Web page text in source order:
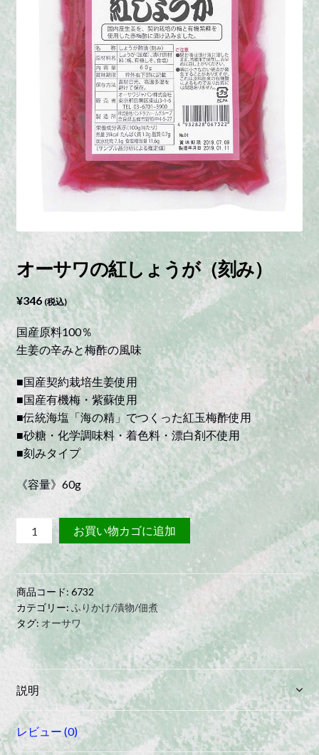
オーサワの紅しょうが（刻み）
¥346 (税込)
国産原料100％
生姜の辛みと梅酢の風味
■国産契約栽培生姜使用
■国産有機梅・紫蘇使用
■伝統海塩「海の精」でつくった紅玉梅酢使用
■砂糖・化学調味料・着色料・漂白剤不使用
■刻みタイプ
《容量》60g
ー
サ
の
紅
し
ょ
が
み）
quantity
お買い物カゴに追加
商品コード:6732
カテゴリー: ふりかけ/漬物/佃煮
タグ: オーサワ
説明
レビュー (0)